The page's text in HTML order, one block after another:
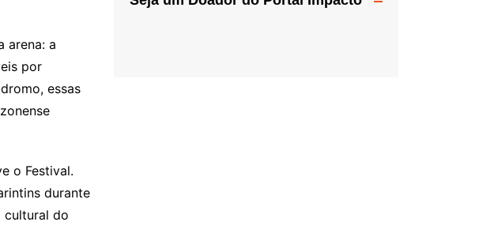
arena: a
por
essas
o Festival.
durante
cultural do